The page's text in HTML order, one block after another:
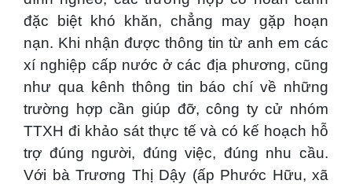
đặc biệt khó khăn, chẳng may gặp hoạn
nạn. Khi nhận được thông tin từ anh em các
xí nghiệp cấp nước ở các địa phương, cũng
như qua kênh thông tin báo chí về những
trường hợp cần giúp đỡ, công ty cử nhóm
TTXH đi khảo sát thực tế và có kế hoạch hỗ
trợ đúng người, đúng việc, đúng nhu cầu.
Với bà Trương Thị Dậy (ấp Phước Hữu, xã